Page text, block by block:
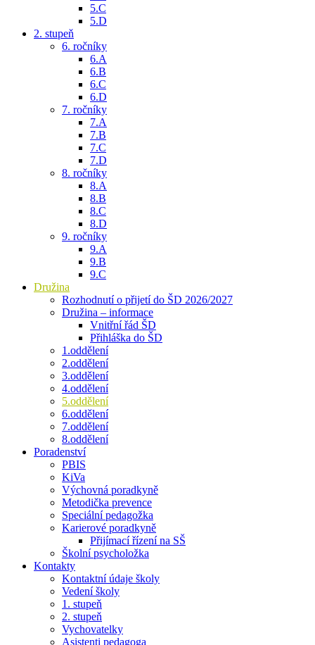
5.C
5.D
2. stupeň
6. ročníky
6.A
6.B
6.C
6.D
7. ročníky
7.A
7.B
7.C
7.D
8. ročníky
8.A
8.B
8.C
8.D
9. ročníky
9.A
9.B
9.C
Družina
Rozhodnutí o přijetí do ŠD 2026/2027
Družina – informace
Vnitřní řád ŠD
Přihláška do ŠD
1.oddělení
2.oddělení
3.oddělení
4.oddělení
5.oddělení
6.oddělení
7.oddělení
8.oddělení
Poradenství
PBIS
KiVa
Výchovná poradkyně
Metodička prevence
Speciální pedagožka
Karierové poradkyně
Přijímací řízení na SŠ
Školní psycholožka
Kontakty
Kontaktní údaje školy
Vedení školy
1. stupeň
2. stupeň
Vychovatelky
Asistenti pedagoga